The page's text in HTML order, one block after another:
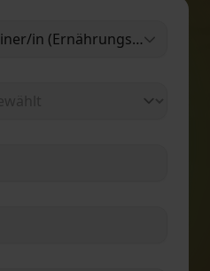
in (Ernährungspädagogik)